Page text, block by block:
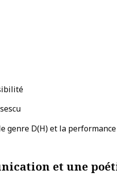
genre D(H) et la
et une